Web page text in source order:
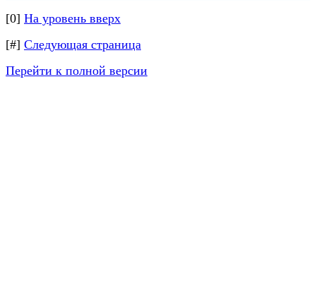
[0] На уровень вверх
[#] Следующая страница
Перейти к полной версии